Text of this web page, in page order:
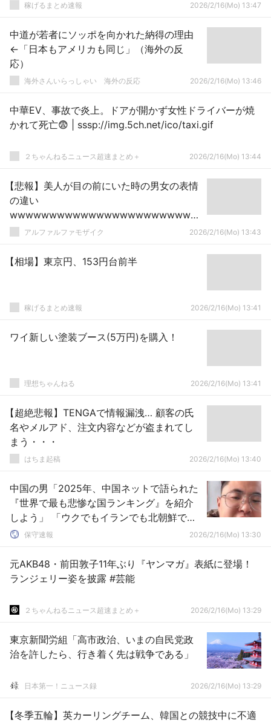
稼げるまとめ速報 2026/2/16(Mo) 13:47
中道が若者にソッポを向かれた納得の理由
←「日本もアメリカも同じ」（海外の反
応）
海外さんいらっしゃい 海外の反応 2026/2/16(Mo) 13:46
中華EV、事故で炎上。ドアが開かず女性ドライバーが焼
かれて死亡😨 | sssp://img.5ch.net/ico/taxi.gif
２ちゃんねるニュース超速まとめ＋ 2026/2/16(Mo) 13:44
【悲報】美人が目の前にいた時の男女の表情
の違い
wwwwwwwwwwwwwwwwwwwwwwww
wwwwww【Pickup】
アルファルファモザイク 2026/2/16(Mo) 13:43
【相場】東京円、153円台前半
稼げるまとめ速報 2026/2/16(Mo) 13:41
ワイ新しい塗装ブース(5万円)を購入！
理想ちゃんねる 2026/2/16(Mo) 13:41
【超絶悲報】TENGAで情報漏洩… 顧客の氏
名やメルアド、注文内容などが盗まれてし
まう・・・
はちま起稿 2026/2/16(Mo) 13:40
中国の男「2025年、中国ネットで語られた
『世界で最も悲惨な国ランキング』を紹介
しよう」 「ウクでもイランでも北朝鮮でも
ロシアでもない・・・日本だ」
保守速報 2026/2/16(Mo) 13:30
元AKB48・前田敦子11年ぶり『ヤンマガ』表紙に登場！
ランジェリー姿を披露 #芸能
２ちゃんねるニュース超速まとめ＋ 2026/2/16(Mo) 13:29
東京新聞労組「高市政治、いまの自民党政
治を許したら、行き着く先は戦争である」
日本第一！ニュース録 2026/2/16(Mo) 13:29
【冬季五輪】英カーリングチーム、韓国との競技中に不適